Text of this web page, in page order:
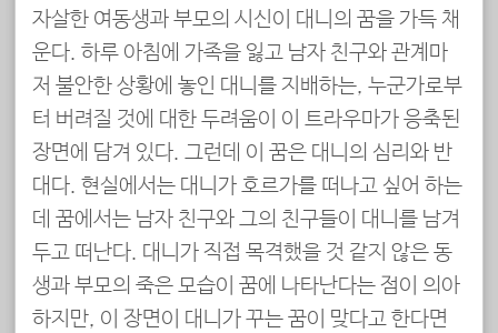
자살한 여동생과 부모의 시신이 대니의 꿈을 가득 채
운다. 하루 아침에 가족을 잃고 남자 친구와 관계마
저 불안한 상황에 놓인 대니를 지배하는, 누군가로부
터 버려질 것에 대한 두려움이 이 트라우마가 응축된
장면에 담겨 있다. 그런데 이 꿈은 대니의 심리와 반
대다. 현실에서는 대니가 호르가를 떠나고 싶어 하는
데 꿈에서는 남자 친구와 그의 친구들이 대니를 남겨
두고 떠난다. 대니가 직접 목격했을 것 같지 않은 동
생과 부모의 죽은 모습이 꿈에 나타난다는 점이 의아
하지만, 이 장면이 대니가 꾸는 꿈이 맞다고 한다면